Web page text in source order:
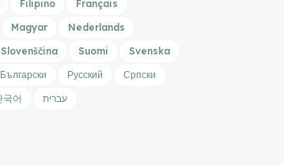
Filipino
Français
Magyar
Nederlands
Slovenščina Suomi
Svenska
Български Русский
Српски
국어 עברית